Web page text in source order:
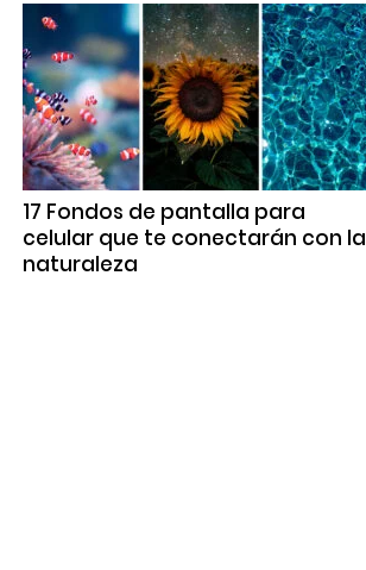
17 Fondos de pantalla para
celular que te conectarán con la
naturaleza